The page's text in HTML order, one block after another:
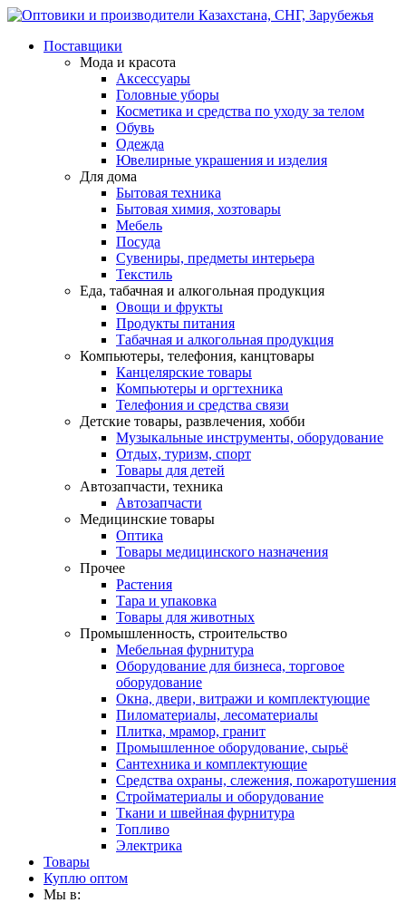
Поставщики
Мода и красота
Аксессуары
Головные уборы
Косметика и средства по уходу за телом
Обувь
Одежда
Ювелирные украшения и изделия
Для дома
Бытовая техника
Бытовая химия, хозтовары
Мебель
Посуда
Сувениры, предметы интерьера
Текстиль
Еда, табачная и алкогольная продукция
Овощи и фрукты
Продукты питания
Табачная и алкогольная продукция
Компьютеры, телефония, канцтовары
Канцелярские товары
Компьютеры и оргтехника
Телефония и средства связи
Детские товары, развлечения, хобби
Музыкальные инструменты, оборудование
Отдых, туризм, спорт
Товары для детей
Автозапчасти, техника
Автозапчасти
Медицинские товары
Оптика
Товары медицинского назначения
Прочее
Растения
Тара и упаковка
Товары для животных
Промышленность, строительство
Мебельная фурнитура
Оборудование для бизнеса, торговое
оборудование
Окна, двери, витражи и комплектующие
Пиломатериалы, лесоматериалы
Плитка, мрамор, гранит
Промышленное оборудование, сырьё
Сантехника и комплектующие
Средства охраны, слежения, пожаротушения
Стройматериалы и оборудование
Ткани и швейная фурнитура
Топливо
Электрика
Товары
Куплю оптом
Мы в: